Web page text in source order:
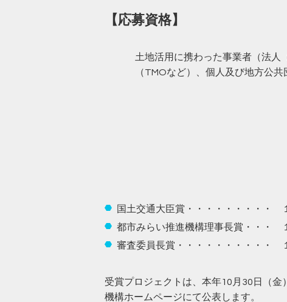
【応募資格】
土地活用に携わった事業者（法人
（TMOなど）、個人及び地方公共
国土交通大臣賞・・・・・・・・・
都市みらい推進機構理事長賞・・・
審査委員長賞・・・・・・・・・・
受賞プロジェクトは、本年10月30日（
機構ホームページにて公表します。